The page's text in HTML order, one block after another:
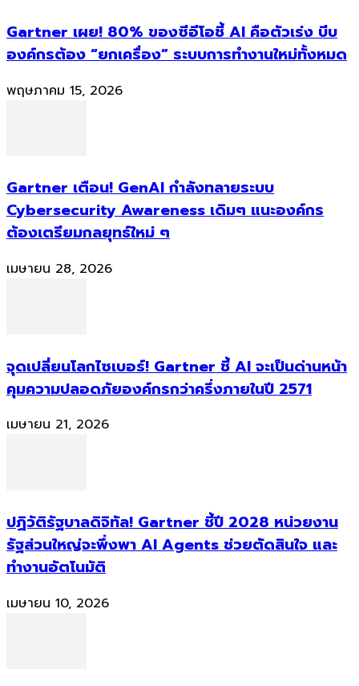
Gartner เผย! 80% ของซีอีโอชี้ AI คือตัวเร่ง บีบ
องค์กรต้อง “ยกเครื่อง” ระบบการทำงานใหม่ทั้งหมด
พฤษภาคม 15, 2026
Gartner เตือน! GenAI กำลังทลายระบบ
Cybersecurity Awareness เดิมๆ แนะองค์กร
ต้องเตรียมกลยุทธ์ใหม่ ๆ
เมษายน 28, 2026
จุดเปลี่ยนโลกไซเบอร์! Gartner ชี้ AI จะเป็นด่านหน้า
คุมความปลอดภัยองค์กรกว่าครึ่งภายในปี 2571
เมษายน 21, 2026
ปฏิวัติรัฐบาลดิจิทัล! Gartner ชี้ปี 2028 หน่วยงาน
รัฐส่วนใหญ่จะพึ่งพา AI Agents ช่วยตัดสินใจ และ
ทำงานอัตโนมัติ
เมษายน 10, 2026